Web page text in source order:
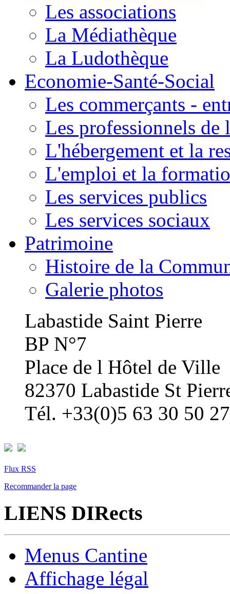
Les associations
La Médiathèque
La Ludothèque
Economie-Santé-Social
Les commerçants -
Les professionnels de
L'hébergement et la
L'emploi et la
Les services publics
Les services sociaux
Patrimoine
Histoire de la
Galerie photos
Labastide Saint Pierre
BP N°7
Place de l Hôtel de Ville
82370 Labastide St
Tél. +33(0)5 63 30 50 27
Flux RSS
Recommander la page
LIENS DIRects
Menus Cantine
Affichage légal